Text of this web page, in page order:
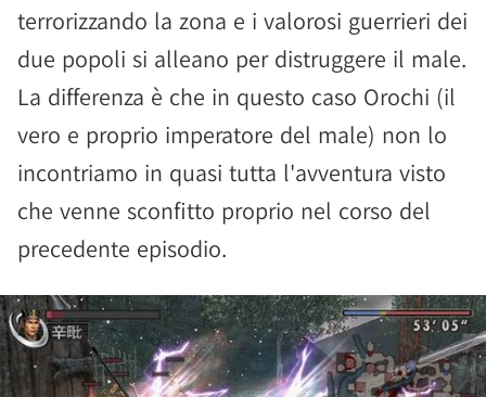
terrorizzando la zona e i valorosi guerrieri dei
due popoli si alleano per distruggere il male.
La differenza è che in questo caso Orochi (il
vero e proprio imperatore del male) non lo
incontriamo in quasi tutta l'avventura visto
che venne sconfitto proprio nel corso del
precedente episodio.